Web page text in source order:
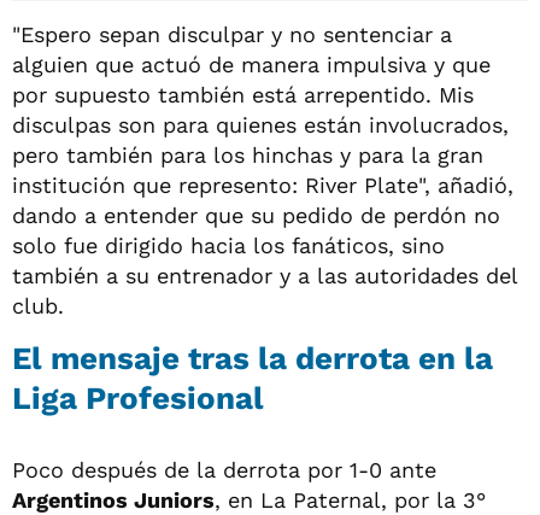
"Espero sepan disculpar y no sentenciar a
alguien que actuó de manera impulsiva y que
por supuesto también está arrepentido. Mis
disculpas son para quienes están involucrados,
pero también para los hinchas y para la gran
institución que represento: River Plate", añadió,
dando a entender que su pedido de perdón no
solo fue dirigido hacia los fanáticos, sino
también a su entrenador y a las autoridades del
club.
El mensaje tras la derrota en la
Liga Profesional
Poco después de la derrota por 1-0 ante
Argentinos Juniors, en La Paternal, por la 3°